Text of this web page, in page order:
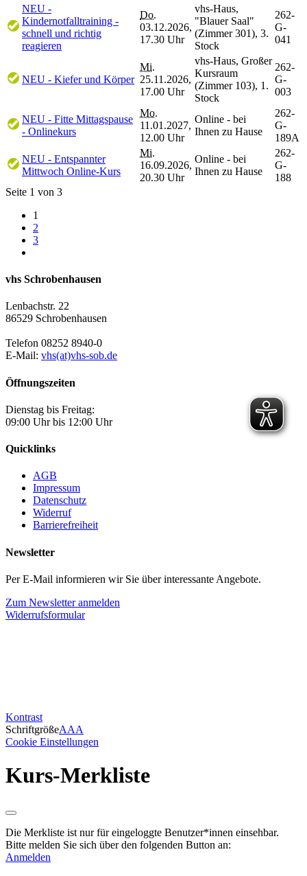
NEU -
Kindernotfalltraining -
schnell und richtig
reagieren
Do.
03.12.2026,
17.30 Uhr
vhs-Haus,
"Blauer Saal"
(Zimmer 301), 3.
Stock
262-
G-
041
NEU - Kiefer und Körper
Mi.
25.11.2026,
17.00 Uhr
vhs-Haus, Großer
Kursraum
(Zimmer 103), 1.
Stock
262-
G-
003
NEU - Fitte Mittagspause
- Onlinekurs
Mo.
11.01.2027,
12.00 Uhr
Online - bei
Ihnen zu Hause
262-
G-
189A
NEU - Entspannter
Mittwoch Online-Kurs
Mi.
16.09.2026,
20.30 Uhr
Online - bei
Ihnen zu Hause
262-
G-
188
Seite 1 von 3
1
2
3
vhs Schrobenhausen
Lenbachstr. 22
86529 Schrobenhausen
Telefon 08252 8940-0
E-Mail: vhs(at)vhs-sob.de
Öffnungszeiten
Dienstag bis Freitag:
09:00 Uhr bis 12:00 Uhr
Quicklinks
AGB
Impressum
Datenschutz
Widerruf
Barrierefreiheit
Newsletter
Per E-Mail informieren wir Sie über interessante Angebote.
Zum Newsletter anmelden
Widerrufsformular
Kontrast
SchriftgrößeAAA
Cookie Einstellungen
Kurs-Merkliste
Die Merkliste ist nur für eingeloggte Benutzer*innen einsehbar.
Bitte melden Sie sich über den folgenden Button an:
Anmelden